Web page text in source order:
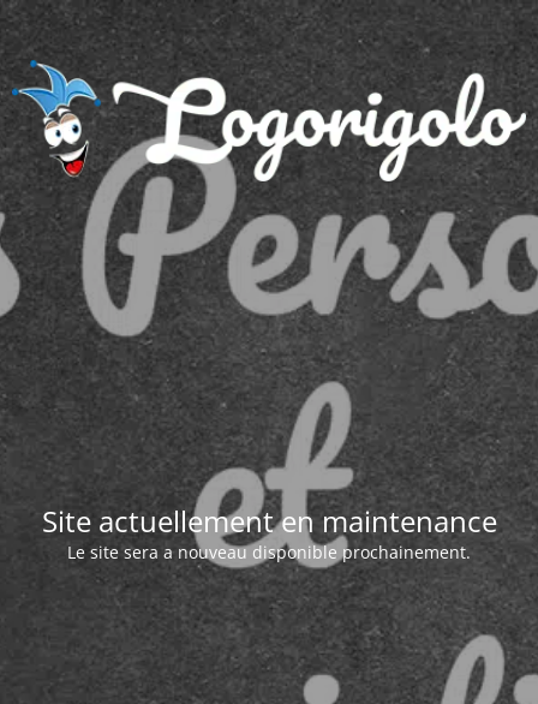
Site actuellement en maintenance
Le site sera a nouveau disponible prochainement.